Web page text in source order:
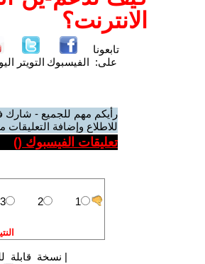
الانترنت؟
تابعونا
على: الفيسبوك التويتر
رأيكم مهم للجميع - شارك
للاطلاع وإضافة
تعليقات الفيسبوك ()
| نسخة قابلة